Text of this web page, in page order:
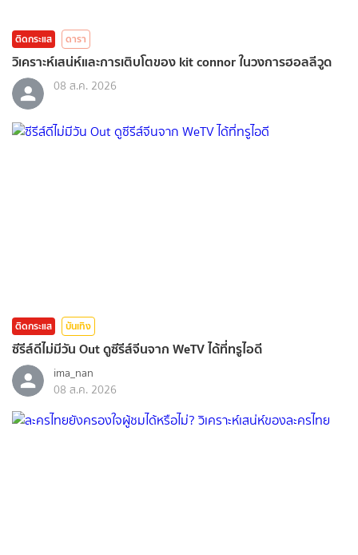
ติดกระแส ดารา
วิเคราะห์เสน่ห์และการเติบโตของ kit connor ในวงการฮอลลีวูด
08 ส.ค. 2026
ติดกระแส บันเทิง
ซีรีส์ดีไม่มีวัน Out ดูซีรีส์จีนจาก WeTV ได้ที่ทรูไอดี
ima_nan
08 ส.ค. 2026